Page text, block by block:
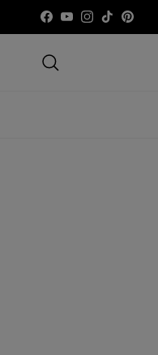
FacebookYouTubeInstagram
TikTokPinterest